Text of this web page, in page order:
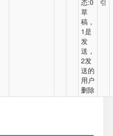
态:0
草
稿，
1是
发
送，
2发
送的
用户
删除
引